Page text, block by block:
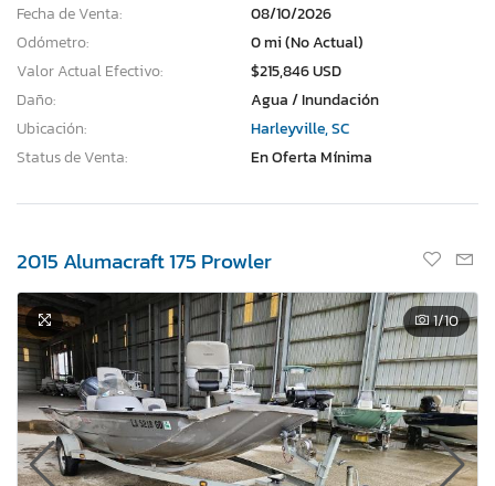
Fecha de Venta:
08/10/2026
Odómetro:
0 mi (No Actual)
Valor Actual Efectivo:
$215,846 USD
Daño:
Agua / Inundación
Ubicación:
Harleyville, SC
Status de Venta:
En Oferta Mínima
2015 Alumacraft 175 Prowler
1/10